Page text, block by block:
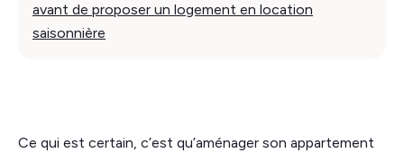
avant de proposer un logement en location
saisonnière
Ce qui est certain, c’est qu’aménager son appartement